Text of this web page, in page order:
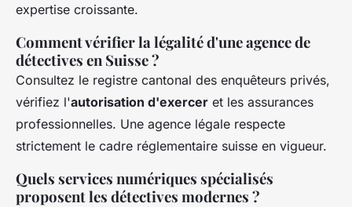
expertise croissante.
Comment vérifier la légalité d'une agence de
détectives en Suisse ?
Consultez le registre cantonal des enquêteurs privés,
vérifiez l'autorisation d'exercer et les assurances
professionnelles. Une agence légale respecte
strictement le cadre réglementaire suisse en vigueur.
Quels services numériques spécialisés
proposent les détectives modernes ?